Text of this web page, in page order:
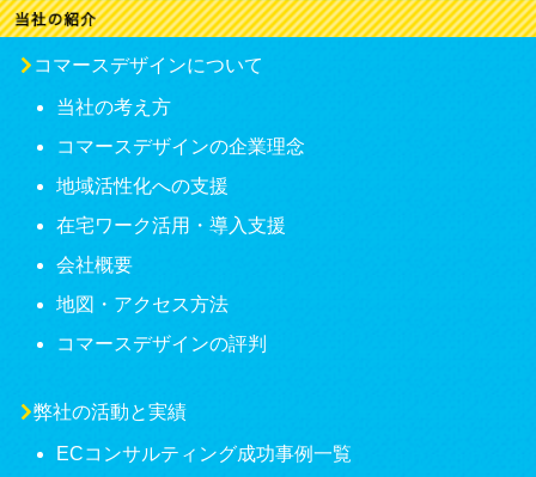
コマースデザインについて
当社の考え方
コマースデザインの企業理念
地域活性化への支援
在宅ワーク活用・導入支援
会社概要
地図・アクセス方法
コマースデザインの評判
弊社の活動と実績
ECコンサルティング成功事例一覧